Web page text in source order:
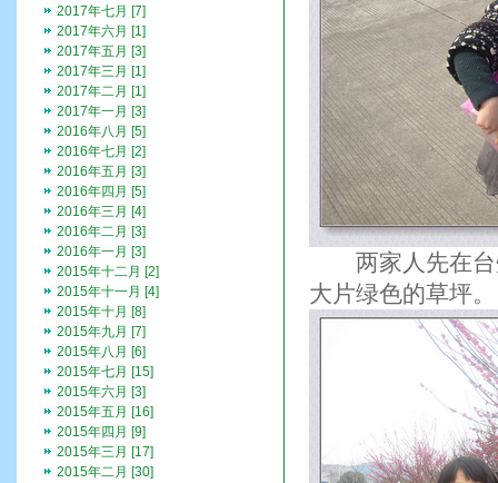
两家人先在台
大片绿色的草坪。
2017年七月 [7]
2017年六月 [1]
2017年五月 [3]
2017年三月 [1]
2017年二月 [1]
2017年一月 [3]
2016年八月 [5]
2016年七月 [2]
2016年五月 [3]
2016年四月 [5]
2016年三月 [4]
2016年二月 [3]
2016年一月 [3]
2015年十二月 [2]
2015年十一月 [4]
2015年十月 [8]
2015年九月 [7]
2015年八月 [6]
2015年七月 [15]
2015年六月 [3]
2015年五月 [16]
2015年四月 [9]
2015年三月 [17]
2015年二月 [30]